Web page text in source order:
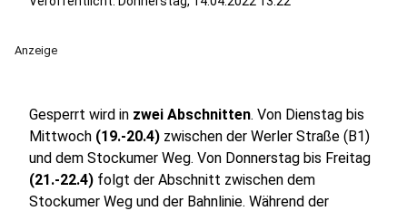
Anzeige
Gesperrt wird in zwei Abschnitten. Von Dienstag bis
Mittwoch (19.-20.4) zwischen der Werler Straße (B1)
und dem Stockumer Weg. Von Donnerstag bis Freitag
(21.-22.4) folgt der Abschnitt zwischen dem
Stockumer Weg und der Bahnlinie. Während der